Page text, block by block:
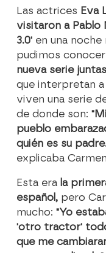
Las actrices Eva
visitaron a Pablo
3.0' en una noche
pudimos
nueva serie
que interpretan a
viven una serie
de donde son:
pueblo
quién es su
explicaba
Esta era la
español, pero
mucho: "Yo
'otro tractor'
que me